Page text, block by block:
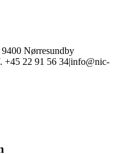
Nørresundby
+45 22 91 56 34|info@nic-